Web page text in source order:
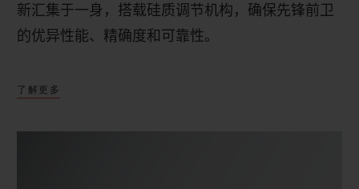
新汇集于一身，搭载硅质调节机构，确保先锋前卫
的优异性能、精确度和可靠性。
了解更多